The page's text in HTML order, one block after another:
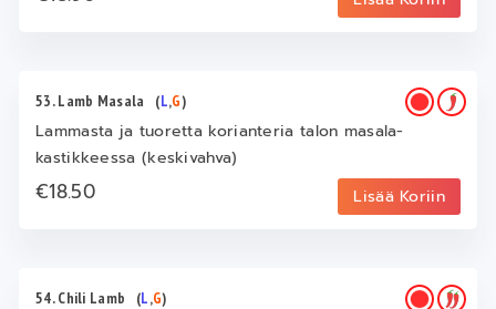
53. Lamb Masala (L,G)
Lammasta ja tuoretta korianteria talon masala-
kastikkeessa (keskivahva)
€18.50 Lisää Koriin
54. Chili Lamb (L,G)